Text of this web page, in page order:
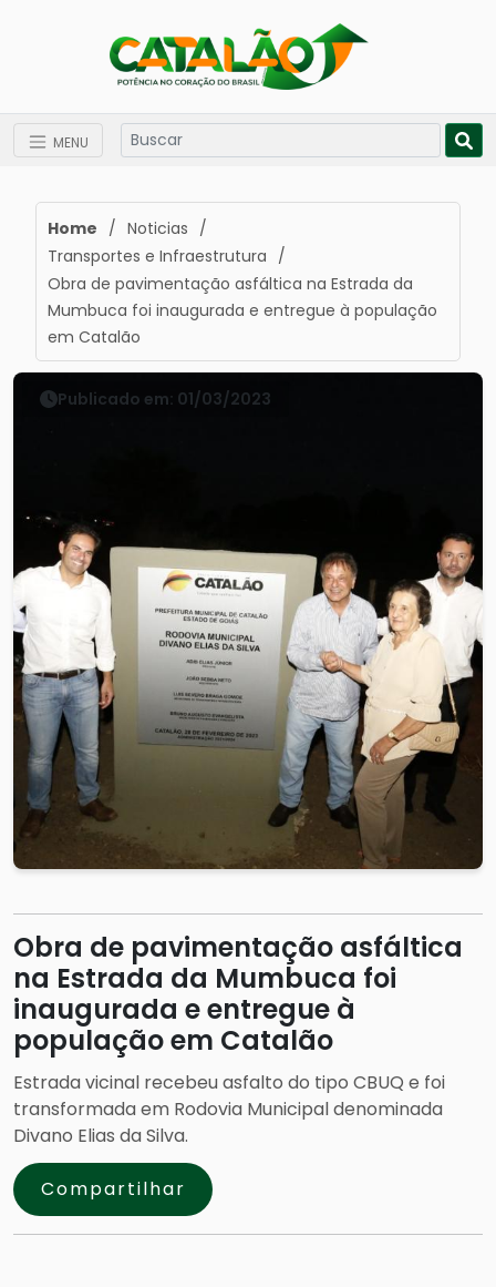
MENU
Home / Noticias /
Transportes e Infraestrutura /
Obra de pavimentação asfáltica na Estrada da
Mumbuca foi inaugurada e entregue à população
em Catalão
Publicado em: 01/03/2023
Obra de pavimentação asfáltica
na Estrada da Mumbuca foi
inaugurada e entregue à
população em Catalão
Estrada vicinal recebeu asfalto do tipo CBUQ e foi
transformada em Rodovia Municipal denominada
Divano Elias da Silva.
Compartilhar